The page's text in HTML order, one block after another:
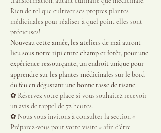
Rien de tel que cultiver ses propres plantes
médicinales pour réaliser à quel point elles sont
précieuses!
Nouveau cette année, les ateliers de mai auront
lieu sous notre tipi entre champ et forêt, pour une
expérience ressourçante, un endroit unique pour
apprendre sur les plantes médicinales sur le bord
du feu en dégustant une bonne tasse de tisane.
✿ Réservez votre place si vous souhaitez recevoir
un avis de rappel de 72 heures.
✿ Nous vous invitons à consulter la section «
Préparez-vous pour votre visite » afin d'être